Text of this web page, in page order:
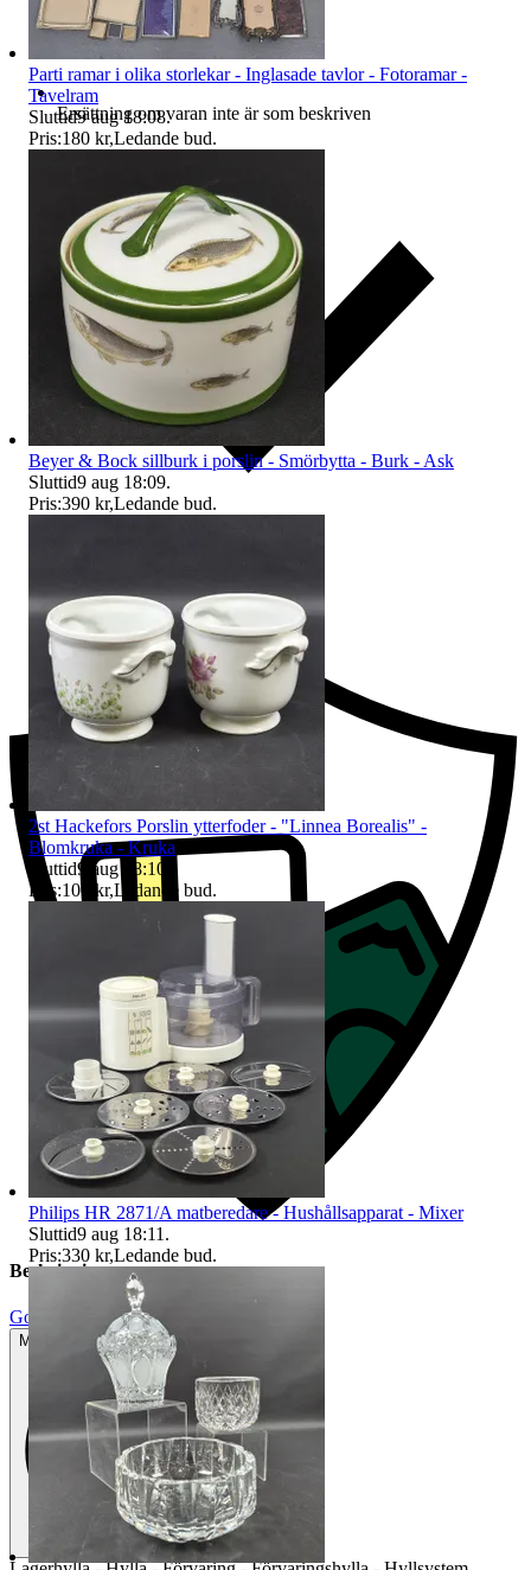
Ersättning om varan inte är som beskriven
Ersättning om du inte får din vara
Beskrivning
Gott använt skick
Mindre tecken på användning
Parti ramar i olika storlekar - Inglasade tavlor - Fotoramar -
Tavelram
Sluttid9 aug 18:08.
Pris:180 kr,Ledande bud.
Beyer & Bock sillburk i porslin - Smörbytta - Burk - Ask
Sluttid9 aug 18:09.
Pris:390 kr,Ledande bud.
2st Hackefors Porslin ytterfoder - "Linnea Borealis" -
Blomkruka - Kruka
Sluttid9 aug 18:10
Pris:100 kr,Ledande bud.
Philips HR 2871/A matberedare - Hushållsapparat - Mixer
Sluttid9 aug 18:11 .
Pris:330 kr,Ledande bud.